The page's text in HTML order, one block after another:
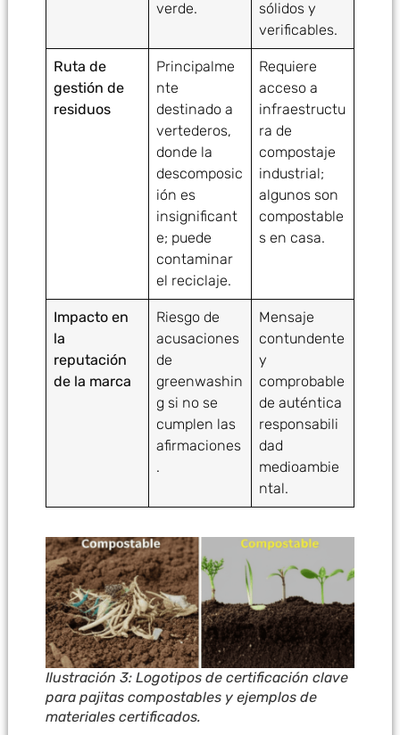
verde.
sólidos y
verificables.
Ruta de
gestión de
residuos
Principalme
nte
destinado a
vertederos,
donde la
descomposic
ión es
insignificant
e; puede
contaminar
el reciclaje.
Requiere
acceso a
infraestructu
ra de
compostaje
industrial;
algunos son
compostable
s en casa.
Impacto en
la
reputación
de la marca
Riesgo de
acusaciones
de
greenwashin
g si no se
cumplen las
afirmaciones
.
Mensaje
contundente
y
comprobable
de auténtica
responsabili
dad
medioambie
ntal.
Ilustración 3: Logotipos de certificación clave
para pajitas compostables y ejemplos de
materiales certificados.